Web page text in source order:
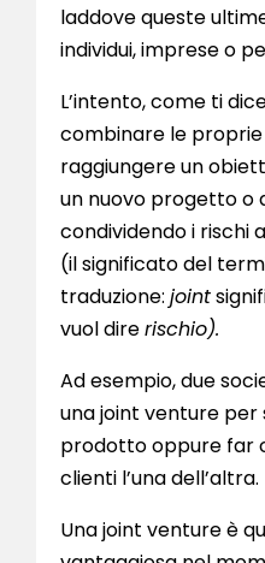
laddove queste
individui, imprese o
L’intento, come ti
combinare le
raggiungere un
un nuovo progetto o
condividendo i rischi
(il significato del
traduzione: joint
vuol direrischio).
Ad esempio, due
una joint venture per
prodotto oppure far
clienti l’una dell’altra.
Una joint venture è